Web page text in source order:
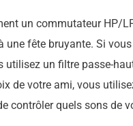
un commutateur HP/
une fête bruyante. Si
un filtre passe-
de votre ami, vous
contrôler quels sons de